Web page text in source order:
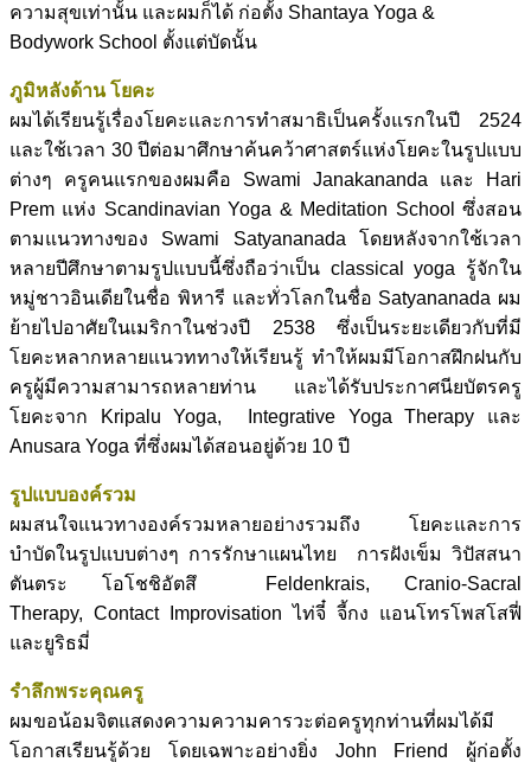
ความสุขเท่านั้น และผมก็ได้ ก่อตั้ง Shantaya Yoga &
Bodywork School ตั้งแต่บัดนั้น
ภูมิหลังด้าน โยคะ
ผมได้เรียนรู้เรื่องโยคะและการทำสมาธิเป็นครั้งแรกในปี 2524
และใช้เวลา 30 ปีต่อมาศึกษาค้นคว้าศาสตร์แห่งโยคะในรูปแบบ
ต่างๆ ครูคนแรกของผมคือ Swami Janakananda และ Hari
Prem แห่ง Scandinavian Yoga & Meditation School ซึ่งสอน
ตามแนวทางของ Swami Satyananada โดยหลังจากใช้เวลา
หลายปีศึกษาตามรูปแบบนี้ซึ่งถือว่าเป็น classical yoga รู้จักใน
หมู่ชาวอินเดียในชื่อ พิหารี และทั่วโลกในชื่อ Satyananada ผม
ย้ายไปอาศัยในเมริกาในช่วงปี 2538 ซึ่งเป็นระยะเดียวกับที่มี
โยคะหลากหลายแนวททางให้เรียนรู้ ทำให้ผมมีโอกาสฝึกฝนกับ
ครูผู้มีความสามารถหลายท่าน และได้รับประกาศนียบัตรครู
โยคะจาก Kripalu Yoga, Integrative Yoga Therapy และ
Anusara Yoga ที่ซึ่งผมได้สอนอยู่ด้วย 10 ปี
รูปแบบองค์รวม
ผมสนใจแนวทางองค์รวมหลายอย่างรวมถึง โยคะและการ
บำบัดในรูปแบบต่างๆ การรักษาแผนไทย การฝังเข็ม วิปัสสนา
ตันตระ โอโชชิอัตสึ Feldenkrais, Cranio-Sacral
Therapy, Contact Improvisation ไท่จี๋ จี้กง แอนโทรโพสโสฟี่
และยูริธมี่
รำลึกพระคุณครู
ผมขอน้อมจิตแสดงความความคารวะต่อครูทุกท่านที่ผมได้มี
โอกาสเรียนรู้ด้วย โดยเฉพาะอย่างยิ่ง John Friend ผู้ก่อตั้ง